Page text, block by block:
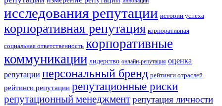
исследования репутации истории успеха
корпоративная репутация корпоративная
социальная ответственность корпоративные
коммуникации лидерство онлайн-репутация оценка
репутации персональный бренд рейтинги отраслей
рейтинги репутации репутационные риски
репутационный менеджментрепутация личности